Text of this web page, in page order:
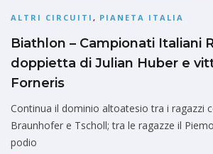
ALTRI CIRCUITI , PIANETA ITALIA
Biathlon – Campionati Italiani
doppietta di Julian Huber e
Forneris
Continua il dominio altoatesio tra i ragazzi
Braunhofer e Tscholl; tra le ragazze il
podio